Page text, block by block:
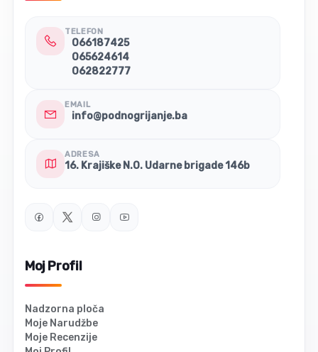
TELEFON
066187425
065624614
062822777
EMAIL
info@podnogrijanje.ba
ADRESA
16. Krajiške N.O. Udarne brigade 146b
Moj Profil
Nadzorna ploča
Moje Narudžbe
Moje Recenzije